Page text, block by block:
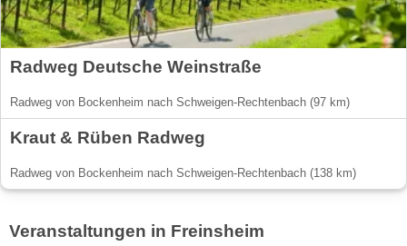
Radweg Deutsche Weinstraße
Radweg von Bockenheim nach Schweigen-Rechtenbach (97 km)
Kraut & Rüben Radweg
Radweg von Bockenheim nach Schweigen-Rechtenbach (138 km)
Veranstaltungen in Freinsheim